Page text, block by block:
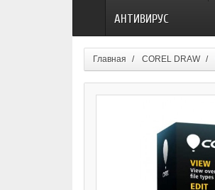
АНТИВИРУС
Главная COREL DRAW